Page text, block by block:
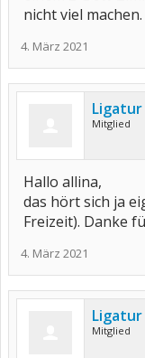
nicht viel machen.
4. März 2021
Ligatur
Mitglied
Hallo allina,
das hört sich ja
Freizeit). Danke
4. März 2021
Ligatur
Mitglied